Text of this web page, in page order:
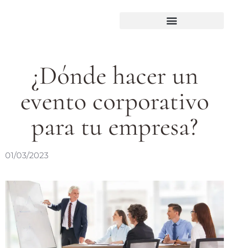
¿Dónde hacer un
evento corporativo
para tu empresa?
01/03/2023